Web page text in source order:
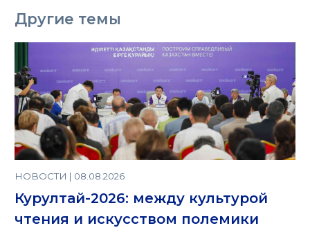
Другие темы
НОВОСТИ | 08.08.2026
Курултай-2026: между культурой
чтения и искусством полемики